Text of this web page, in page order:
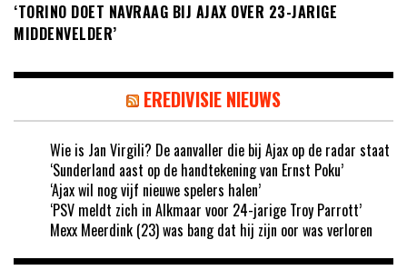
‘TORINO DOET NAVRAAG BIJ AJAX OVER 23-JARIGE
MIDDENVELDER’
EREDIVISIE NIEUWS
Wie is Jan Virgili? De aanvaller die bij Ajax op de radar staat
‘Sunderland aast op de handtekening van Ernst Poku’
‘Ajax wil nog vijf nieuwe spelers halen’
‘PSV meldt zich in Alkmaar voor 24-jarige Troy Parrott’
Mexx Meerdink (23) was bang dat hij zijn oor was verloren